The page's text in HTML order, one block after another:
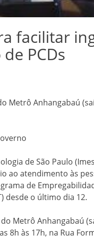
facilitar
PCDs
Metrô Anhangabaú
de São Paulo
ao atendimento às
de
desde o último dia 12.
Metrô Anhangabaú
8h às 17h, na Rua